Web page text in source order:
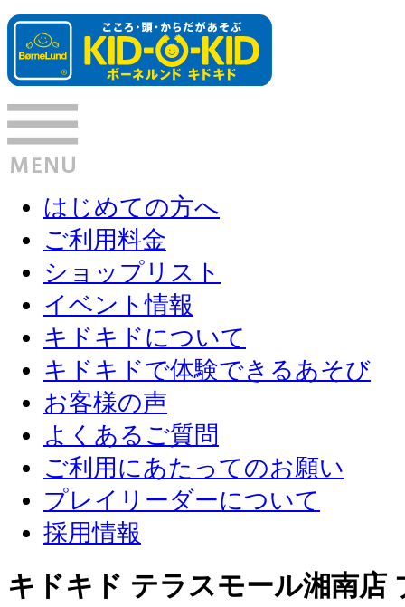
はじめての方へ
ご利用料金
ショップリスト
イベント情報
キドキドについて
キドキドで体験できるあそび
お客様の声
よくあるご質問
ご利用にあたってのお願い
プレイリーダーについて
採用情報
キドキド テラスモール湘南